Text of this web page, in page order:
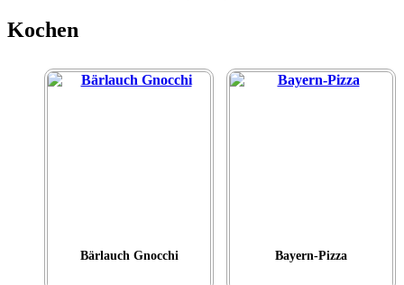
Kochen
Bärlauch Gnocchi Bayern-Pizza